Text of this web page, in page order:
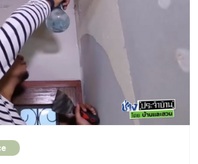
งได้ก็เป็นสิ่งที่ดีที่ควรทำ ไล่มาตั้งแต่รั้ว
น โดยขอหยิบยกตัวอย่าง งานช่าง งาน
เจอกันอยู่บ่อย ๆ อย่ารอช้า… เตรียม
มาเริ่มลงมือซ่อมกันดีกว่า งานช่าง
เองได้ด้วยงบหลักร้อย สนิมกินรั้วบ้าน
ล็กก็คือ “สนิม” ส่วนใหญ่มักเกิดกับ
ริเวณที่เปียก หรือสัมผัสน้ำตลอดเวลา